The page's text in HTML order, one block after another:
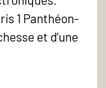
1 Panthéon-
et d’une